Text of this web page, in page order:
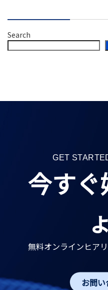
Search
GET
今すぐ
無料オンラインヒア
お問い